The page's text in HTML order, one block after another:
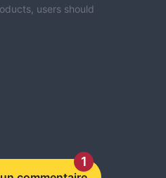
1
users should